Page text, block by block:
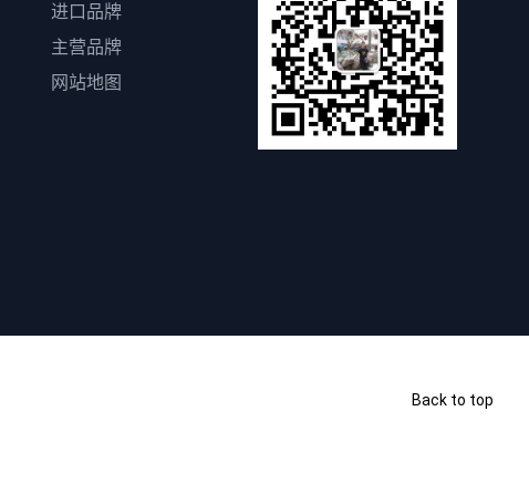
进口品牌
主营品牌
网站地图
Back to top